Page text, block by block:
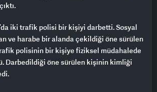
iki trafik polisi bir kişiyi darbetti. Sosyal
ve harabe bir alanda çekildiği öne sürülen
polisinin bir kişiye fiziksel müdahalede
Darbedildiği öne sürülen kişinin kimliği